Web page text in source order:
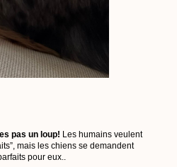
pas un loup! Les humains veulent
mais les chiens se demandent
pour eux..